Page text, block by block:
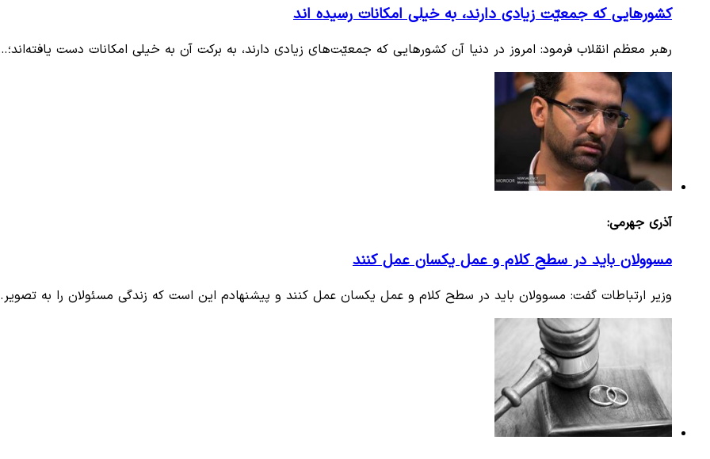
کشورهایی که جمعیّت‌ زیادی دارند، به خیلی امکانات رسیده اند
رهبر معظم انقلاب فرمود: امروز در دنیا آن کشورهایی که جمعیّت‌های زیادی دارند، به برکت آن به خیلی امکانات دست
آذری جهرمی:
مسوولان باید در سطح کلام و عمل یکسان عمل کنند
وزیر ارتباطات گفت: مسوولان باید در سطح کلام و عمل یکسان عمل کنند و پیشنهادم این است که زندگی مسئولان را به